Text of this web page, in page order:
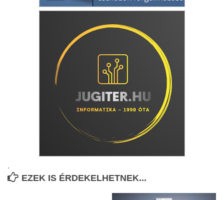
.
EZEK IS ÉRDEKELHETNEK...